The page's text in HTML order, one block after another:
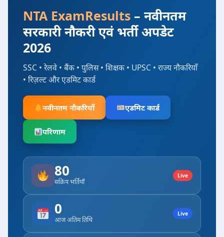
NTA ExamResults – नवीनतम
सरकारी नौकरी एवं भर्ती अपडेट
2026
SSC • रेलवे • बैंक • पुलिस • शिक्षक • UPSC • राज्य नौकरियाँ
• रिज़ल्ट और एडमिट कार्ड
नवीनतम नौकरियाँ एडमिट कार्ड
परिणाम
80
सक्रिय भर्तियाँ
Live
0
आज अंतिम तिथि
Live